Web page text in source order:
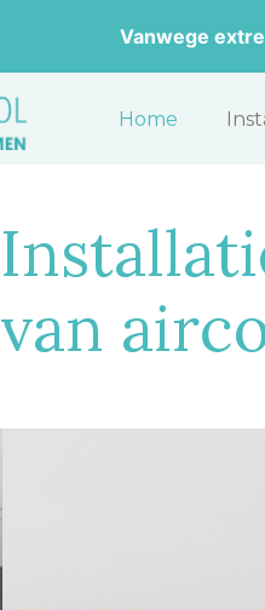
Vanwege
Home
van